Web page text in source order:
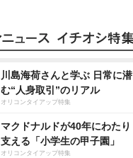
川島海荷さんと学ぶ 日常に潜
む“人身取引”のリアル
オリコンタイアップ特集
マクドナルドが40年にわたり
支える「小学生の甲子園」
オリコンタイアップ特集